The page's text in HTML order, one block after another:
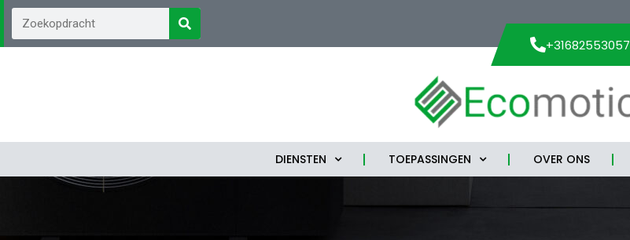
+31682553057
DIENSTEN TOEPASSINGEN OVER ONS